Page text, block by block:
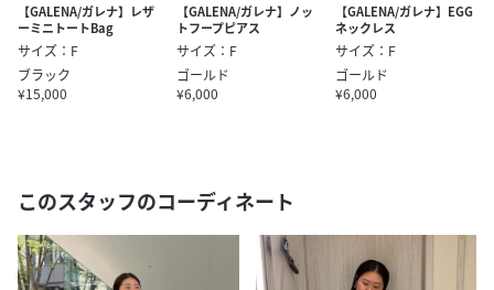
【GALENA/ガレナ】レザ
ーミニトートBag
サイズ：F
ブラック
¥15,000
【GALENA/ガレナ】ノッ
トフープピアス
サイズ：F
ゴールド
¥6,000
【GALENA/ガレナ】EGG
ネックレス
サイズ：F
ゴールド
¥6,000
このスタッフのコーディネート